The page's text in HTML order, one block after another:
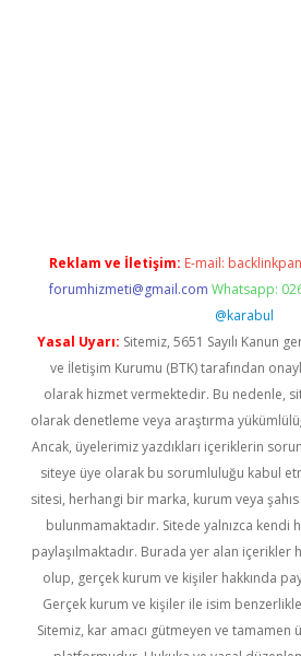
Reklam ve İletişim: E-mail:
forumhizmeti@gmail.com Whatsapp:
@karabul
Yasal Uyarı: Sitemiz, 5651 Sayılı Kanun
ve İletişim Kurumu (BTK) tarafından
olarak hizmet vermektedir. Bu nedenle,
olarak denetleme veya araştırma
Ancak, üyelerimiz yazdıkları içeriklerin
siteye üye olarak bu sorumluluğu kabul
sitesi, herhangi bir marka, kurum veya
bulunmamaktadır. Sitede yalnızca kendi
paylaşılmaktadır. Burada yer alan içerikler
olup, gerçek kurum ve kişiler hakkında
Gerçek kurum ve kişiler ile isim
Sitemiz, kar amacı gütmeyen ve tamamen